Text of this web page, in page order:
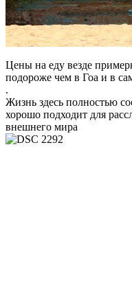
Цены на еду везде
подороже чем в Гоа и в
.
Жизнь здесь полностью
хорошо подходит для
внешнего мира